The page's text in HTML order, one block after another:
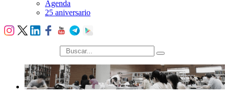
Agenda
25 aniversario
búsqueda